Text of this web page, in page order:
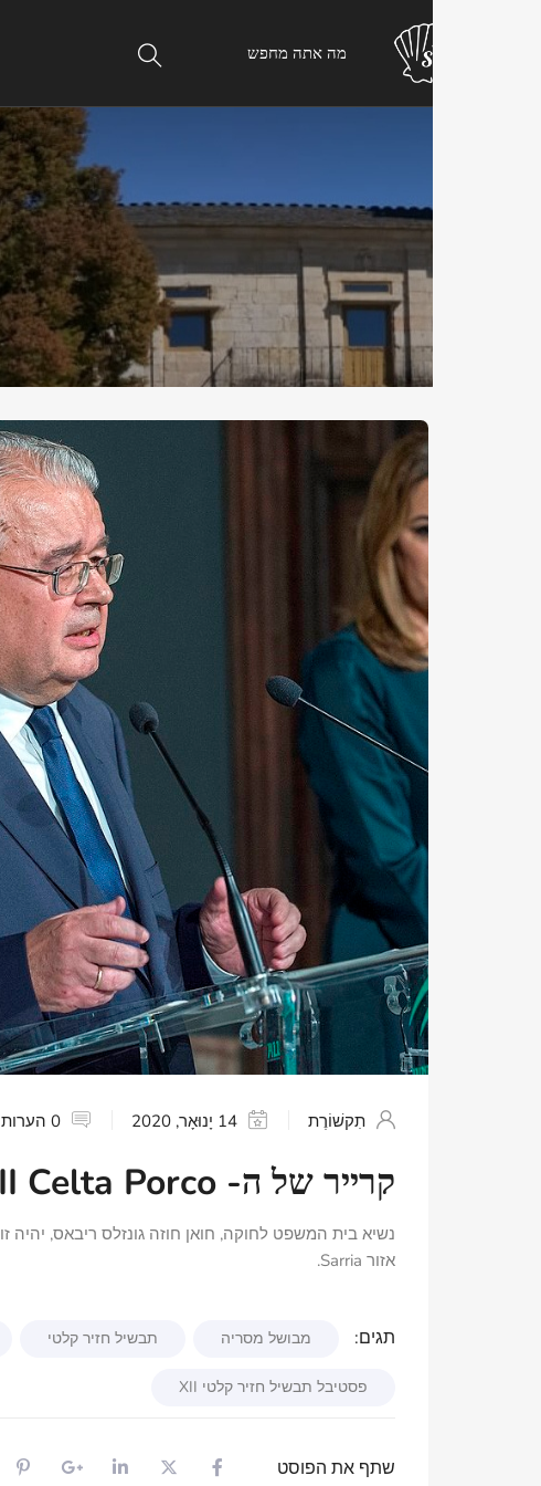
14 יָנוּאָר, 2020 0 הערות
קרייר של ה- XII Celta Porco מבושל מאזור Sarria
מבושל מסריה תבשיל חזיר קלטי חזיר קלטי
פסטיבל תבשיל חזיר קלטי XII
שתף את הפוסט